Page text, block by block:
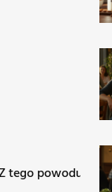
tego powodu